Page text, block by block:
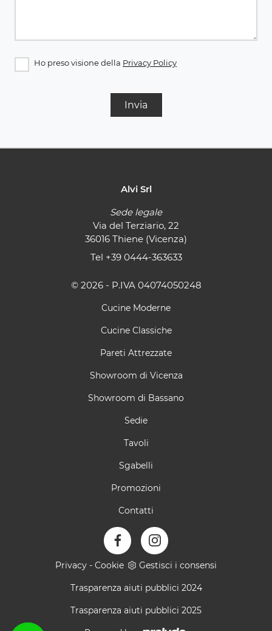
Ho preso visione della Privacy Policy
Invia
Alvi Srl
Sede legale
Via del Terziario, 22
36016 Thiene (Vicenza)
Tel +39 0444-363633
© 2026 - P.IVA 04074050248
Cucine Moderne
Cucine Classiche
Pareti Attrezzate
Showroom di Vicenza
Showroom di Bassano
Sedie
Tavoli
Sgabelli
Promozioni
Contatti
Privacy - Cookie Gestisci i consensi
Trasparenza aiuti pubblici 2024
Trasparenza aiuti pubblici 2025